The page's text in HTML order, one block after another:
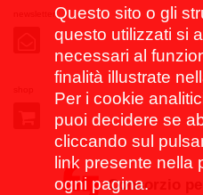
Consorzio
Questo sito o gli
questo utilizzati si
necessari al
finalità illustrate
Per i cookie
puoi decidere se
cliccando sul
link presente nella
ogni pagina.